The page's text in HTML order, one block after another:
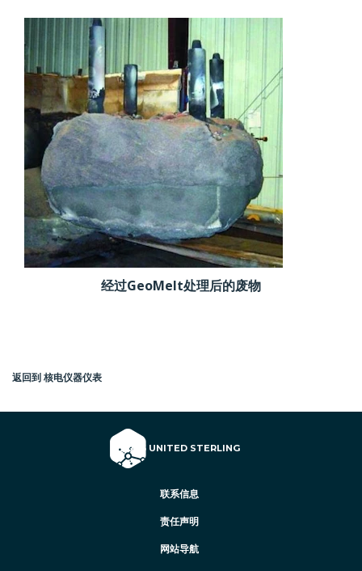
经过GeoMelt处理后的废物
返回到 核电仪器仪表
© 2026 UNITED STERLING
联系信息
责任声明
网站导航